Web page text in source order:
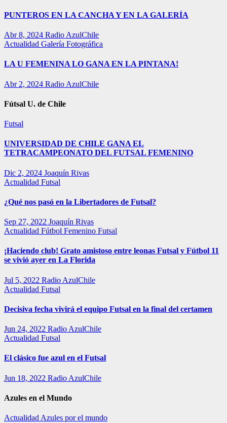
PUNTEROS EN LA CANCHA Y EN LA GALERÍA
Abr 8, 2024 Radio AzulChile
Actualidad Galería Fotográfica
LA U FEMENINA LO GANA EN LA PINTANA!
Abr 2, 2024 Radio AzulChile
Fútsal U. de Chile
Futsal
UNIVERSIDAD DE CHILE GANA EL
TETRACAMPEONATO DEL FUTSAL FEMENINO
Dic 2, 2024 Joaquín Rivas
Actualidad Futsal
¿Qué nos pasó en la Libertadores de Futsal?
Sep 27, 2022 Joaquín Rivas
Actualidad Fútbol Femenino Futsal
¡Haciendo club! Grato amistoso entre leonas Futsal y Fútbol 11
se vivió ayer en La Florida
Jul 5, 2022 Radio AzulChile
Actualidad Futsal
Decisiva fecha vivirá el equipo Futsal en la final del certamen
Jun 24, 2022 Radio AzulChile
Actualidad Futsal
El clásico fue azul en el Futsal
Jun 18, 2022 Radio AzulChile
Azules en el Mundo
Actualidad Azules por el mundo